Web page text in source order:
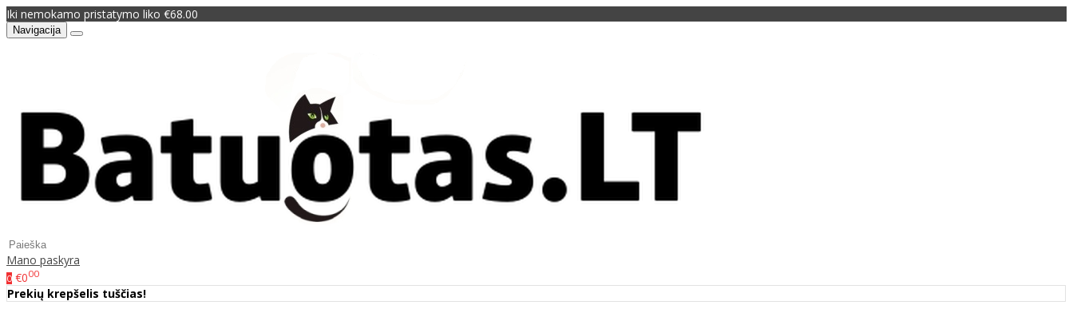
Iki nemokamo pristatymo liko €68.00
Navigacija
Mano paskyra
0 €000
Prekių krepšelis tuščias!